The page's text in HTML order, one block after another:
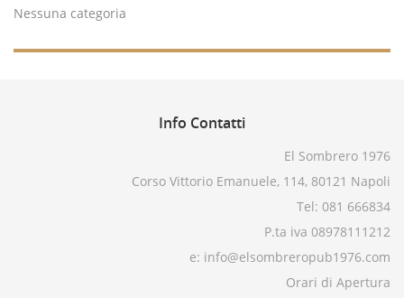
Nessuna categoria
Info Contatti
El Sombrero 1976
Corso Vittorio Emanuele, 114, 80121 Napoli
Tel: 081 666834
P.ta iva 08978111212
e: info@elsombreropub1976.com
Orari di Apertura